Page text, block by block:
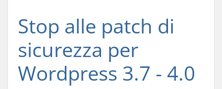
Stop alle patch di
sicurezza per
Wordpress 3.7 - 4.0